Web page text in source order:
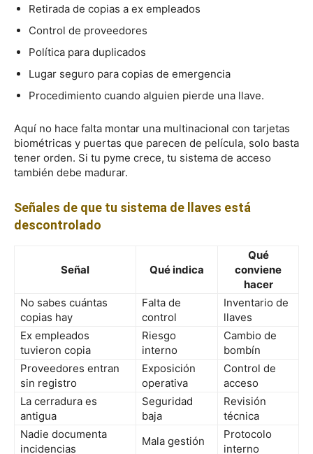
Retirada de copias a ex empleados
Control de proveedores
Política para duplicados
Lugar seguro para copias de emergencia
Procedimiento cuando alguien pierde una llave.
Aquí no hace falta montar una multinacional con tarjetas
biométricas y puertas que parecen de película, solo basta
tener orden. Si tu pyme crece, tu sistema de acceso
también debe madurar.
Señales de que tu sistema de llaves está
descontrolado
Señal Qué indica
Qué
conviene
hacer
No sabes cuántas
copias hay
Falta de
control
Inventario de
llaves
Ex empleados
tuvieron copia
Riesgo
interno
Cambio de
bombín
Proveedores entran
sin registro
Exposición
operativa
Control de
acceso
La cerradura es
antigua
Seguridad
baja
Revisión
técnica
Nadie documenta
incidencias
Mala gestión
Protocolo
interno